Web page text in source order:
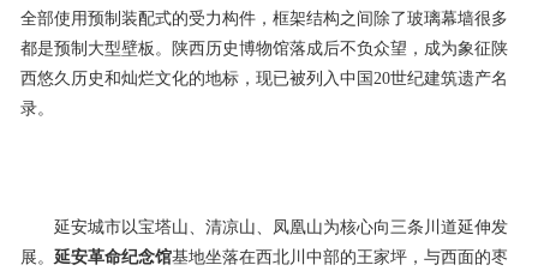
全部使用预制装配式的受力构件，框架结构之间除了玻璃幕墙很多
都是预制大型壁板。陕西历史博物馆落成后不负众望，成为象征陕
西悠久历史和灿烂文化的地标，现已被列入中国20世纪建筑遗产名
录。
延安城市以宝塔山、清凉山、凤凰山为核心向三条川道延伸发
展。 延安革命纪念馆基地坐落在西北川中部的王家坪，与西面的枣